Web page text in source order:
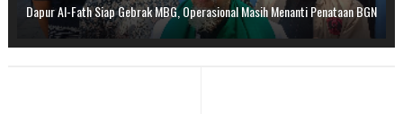
Dapur Al-Fath Siap Gebrak MBG, Operasional Masih Menanti Penataan BGN